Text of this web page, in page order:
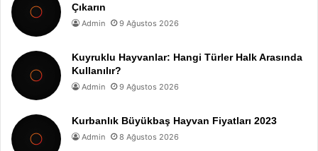
Çıkarın
Admin 9 Ağustos 2026
Kuyruklu Hayvanlar: Hangi Türler Halk Arasında
Kullanılır?
Admin 9 Ağustos 2026
Kurbanlık Büyükbaş Hayvan Fiyatları 2023
Admin 8 Ağustos 2026